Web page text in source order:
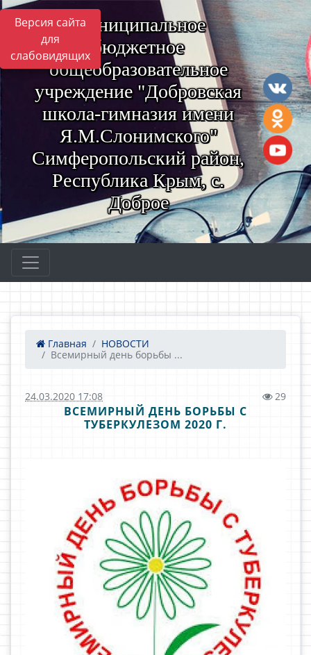
Версия сайта
для
слабовидящих
Муниципальное
бюджетное
общеобразовательное
учреждение "Добровская
школа-гимназия имени
Я.М.Слонимского"
Симферопольский район,
Республика Крым, с.
Доброе
Главная
НОВОСТИ
Всемирный день борьбы ...
24.03.2020 17:08 29
ВСЕМИРНЫЙ ДЕНЬ БОРЬБЫ С
ТУБЕРКУЛЕЗОМ 2020 Г.